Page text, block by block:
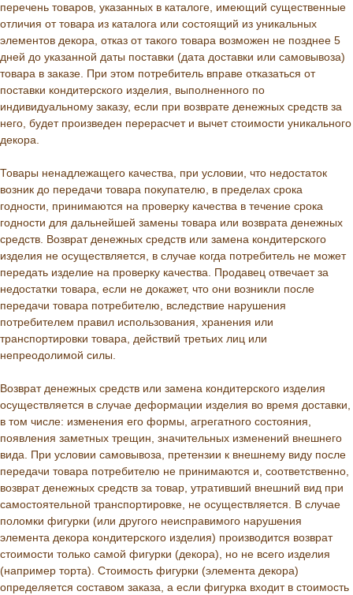
перечень товаров, указанных в каталоге, имеющий существенные
отличия от товара из каталога или состоящий из уникальных
элементов декора, отказ от такого товара возможен не позднее 5
дней до указанной даты поставки (дата доставки или самовывоза)
товара в заказе. При этом потребитель вправе отказаться от
поставки кондитерского изделия, выполненного по
индивидуальному заказу, если при возврате денежных средств за
него, будет произведен перерасчет и вычет стоимости уникального
декора.
Товары ненадлежащего качества, при условии, что недостаток
возник до передачи товара покупателю, в пределах срока
годности, принимаются на проверку качества в течение срока
годности для дальнейшей замены товара или возврата денежных
средств. Возврат денежных средств или замена кондитерского
изделия не осуществляется, в случае когда потребитель не может
передать изделие на проверку качества. Продавец отвечает за
недостатки товара, если не докажет, что они возникли после
передачи товара потребителю, вследствие нарушения
потребителем правил использования, хранения или
транспортировки товара, действий третьих лиц или
непреодолимой силы.
Возврат денежных средств или замена кондитерского изделия
осуществляется в случае деформации изделия во время доставки,
в том числе: изменения его формы, агрегатного состояния,
появления заметных трещин, значительных изменений внешнего
вида. При условии самовывоза, претензии к внешнему виду после
передачи товара потребителю не принимаются и, соответственно,
возврат денежных средств за товар, утративший внешний вид при
самостоятельной транспортировке, не осуществляется. В случае
поломки фигурки (или другого неисправимого нарушения
элемента декора кондитерского изделия) производится возврат
стоимости только самой фигурки (декора), но не всего изделия
(например торта). Стоимость фигурки (элемента декора)
определяется составом заказа, а если фигурка входит в стоимость